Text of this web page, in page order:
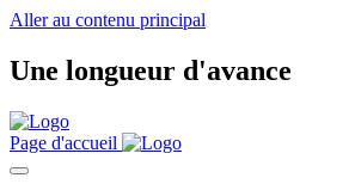
Aller au contenu principal
Une longueur d'avance
Page d'accueil